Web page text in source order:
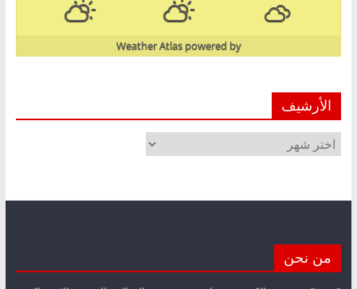
powered by
Weather Atlas
الأرشيف
الأرشيف
من نحن